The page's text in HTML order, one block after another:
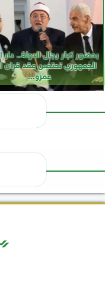
بحضور كبار رجال الدولة..
الجمهوري تحتضن عقد قران
عمرو...